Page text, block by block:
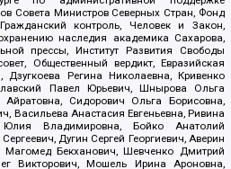
Совета Министров Северных Стран, Фонд
контроль, Человек и Закон,
наследия академика Сахарова,
прессы, Институт Развития Свободы
Общественный вердикт, Евразийская
Дзугкоева Регина Николаевна, Кривенко
Павел Юрьевич, Шнырова Ольга
Сидорович Ольга Борисовна,
Васильева Анастасия Евгеньевна, Ривина
Владимировна, Бойко Анатолий
Дугин Сергей Георгиевич, Аверин
Магомед Бекханович, Шевченко Дмитрий
Викторович, Мошель Ирина Ароновна,